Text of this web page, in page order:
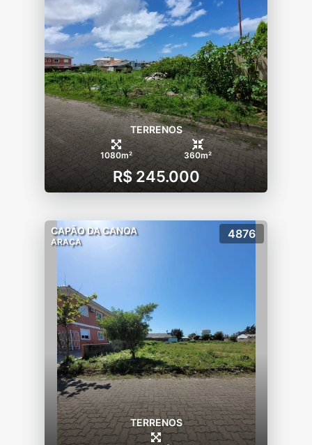
TERRENOS
1080m² 360m²
R$ 245.000
CAPÃO DA CANOA
ARAÇA
4876
TERRENOS